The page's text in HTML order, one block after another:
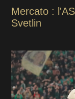
Mercato :
Svetlin